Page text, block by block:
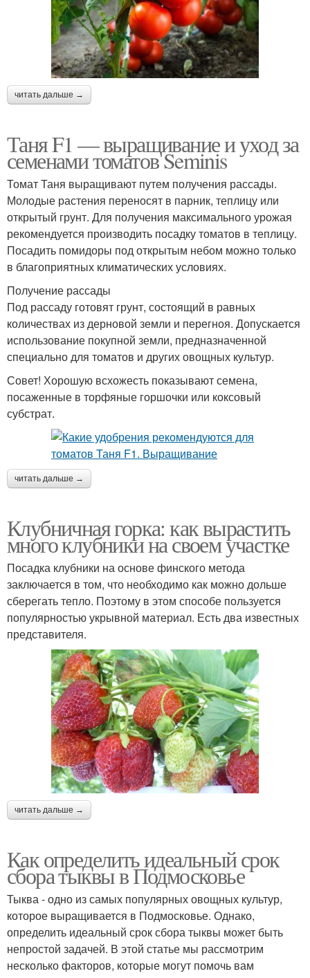
читать дальше →
Таня F1 — выращивание и уход за
семенами томатов Seminis
Томат Таня выращивают путем получения рассады.
Молодые растения переносят в парник, теплицу или
открытый грунт. Для получения максимального урожая
рекомендуется производить посадку томатов в теплицу.
Посадить помидоры под открытым небом можно только
в благоприятных климатических условиях.
Получение рассады
Под рассаду готовят грунт, состоящий в равных
количествах из дерновой земли и перегноя. Допускается
использование покупной земли, предназначенной
специально для томатов и других овощных культур.
Совет! Хорошую всхожесть показывают семена,
посаженные в торфяные горшочки или коксовый
субстрат.
читать дальше →
Клубничная горка: как вырастить
много клубники на своем участке
Посадка клубники на основе финского метода
заключается в том, что необходимо как можно дольше
сберегать тепло. Поэтому в этом способе пользуется
популярностью укрывной материал. Есть два известных
представителя.
читать дальше →
Как определить идеальный срок
сбора тыквы в Подмосковье
Тыква - одно из самых популярных овощных культур,
которое выращивается в Подмосковье. Однако,
определить идеальный срок сбора тыквы может быть
непростой задачей. В этой статье мы рассмотрим
несколько факторов, которые могут помочь вам